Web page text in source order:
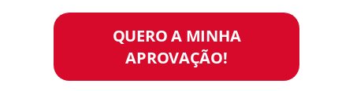
QUERO A MINHA
APROVAÇÃO!